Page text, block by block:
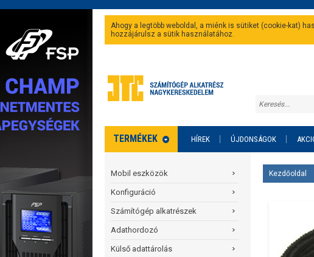
Ahogy a legtöbb weboldal, a miénk is sütiket (cookie-kat)
hozzájárulsz a sütik használatához.
TERMÉKEK HÍREK ÚJDONSÁGOK
Mobil eszközök
Konfiguráció
Számítógép alkatrészek
Adathordozó
Külső adattárolás
Kezdőoldal